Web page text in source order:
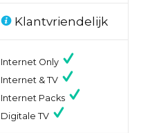
Klantvriendelijk
Internet Only
Internet & TV
Internet Packs
Digitale TV